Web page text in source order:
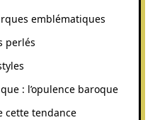
emblématiques
perlés
: l’opulence baroque
cette tendance